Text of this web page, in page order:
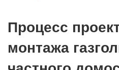
Процесс
монтажа